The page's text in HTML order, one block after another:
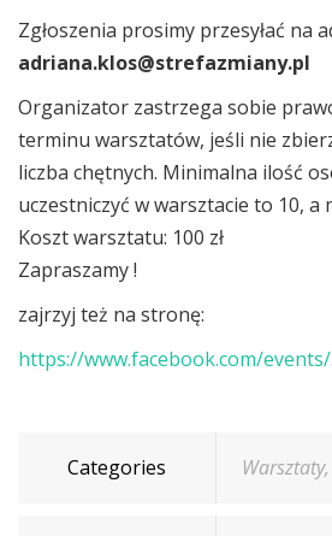
Zgłoszenia prosimy przesyłać na
adriana.klos@strefazmiany.pl
Organizator zastrzega sobie
terminu warsztatów, jeśli nie
liczba chętnych. Minimalna ilość
uczestniczyć w warsztacie to 10, a
Koszt warsztatu: 100 zł
Zapraszamy !
zajrzyj też na stronę:
https://www.facebook.com/
Categories